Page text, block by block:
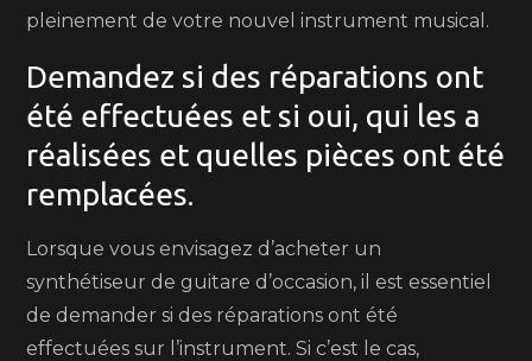
pleinement de votre nouvel instrument musical.
Demandez si des réparations ont
été effectuées et si oui, qui les a
réalisées et quelles pièces ont été
remplacées.
Lorsque vous envisagez d’acheter un
synthétiseur de guitare d’occasion, il est essentiel
de demander si des réparations ont été
effectuées sur l’instrument. Si c’est le cas,